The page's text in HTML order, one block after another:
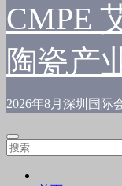
CMPE
陶瓷产
2026年8月深圳国际